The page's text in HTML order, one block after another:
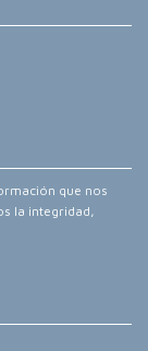
que nos
la integridad,